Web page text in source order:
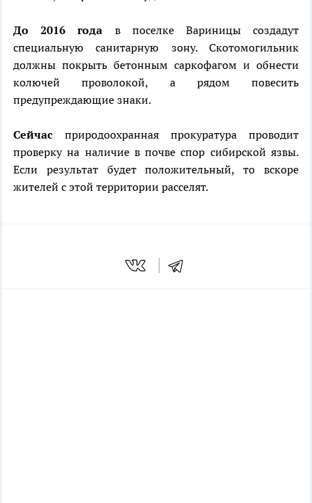
До 2016 года в поселке Вариницы создадут
специальную санитарную зону. Скотомогильник
должны покрыть бетонным саркофагом и обнести
колючей проволокой, а рядом повесить
предупреждающие знаки.
Сейчас природоохранная прокуратура проводит
проверку на наличие в почве спор сибирской язвы.
Если результат будет положительный, то вскоре
жителей с этой территории расселят.